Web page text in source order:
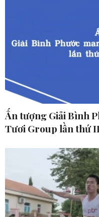
Ấn tượng Giải Bình
Tươi Group lần thứ